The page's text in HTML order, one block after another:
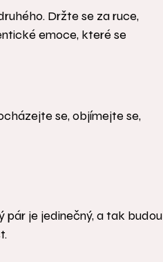
Držte se za ruce,
emoce, které se
se, objímejte se,
pár je jedinečný, a tak budou